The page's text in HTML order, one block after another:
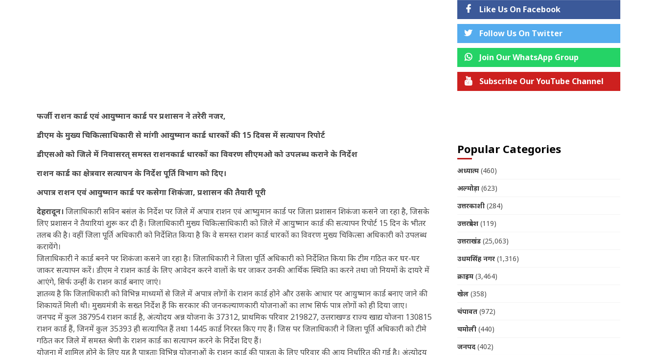
फर्जी राशन कार्ड एवं आयुष्मान कार्ड पर प्रशासन ने तरेरी नजर,
डीएम के मुख्य चिकित्साधिकारी से मांगी आयुष्मान कार्ड धारकों की 15 दिवस में सत्यापन रिपोर्ट
डीएसओ को जिले में निवासरत् समस्त राशनकार्ड धारकों का विवरण सीएमओ को उपलब्ध कराने के निर्देश
राशन कार्ड का क्षेत्रवार सत्यापन के निर्देश पूर्ति विभाग को दिए।
अपात्र राशन एवं आयुष्मान कार्ड पर कसेगा शिकंजा, प्रशासन की तैयारी पूरी
देहरादून।जिलाधिकारी सविन बसंल के निर्देश पर जिले में अपात्र राशन एवं आष्युमान कार्ड पर जिला प्रशासन शिकंजा कसने जा रहा है, जिसके
लिए प्रशासन ने तैयारियां शुरू कर दी हैं। जिलाधिकारी मुख्य चिकित्साधिकारी को जिले में आयुष्मान कार्ड की सत्यापन रिपोर्ट 15 दिन के भीतर
तलब की है। वहीं जिला पूर्ति अधिकारी को निर्देशित किया है कि वे समस्त राशन कार्ड धारकों का विवरण मुख्य चिकित्सा अधिकारी को उपलब्ध
करायेंगे।
जिलाधिकारी ने कार्ड बनने पर शिकंजा कसने जा रहा है। जिलाधिकारी ने जिला पूर्ति अधिकारी को निर्देशित किया कि टीम गठित कर घर-घर
जाकर सत्यापन करें। डीएम ने राशन कार्ड के लिए आवेदन करने वालों के घर जाकर उनकी आर्थिक स्थिति का करने तथा जो नियमों के दायरे में
आएंगे, सिर्फ उन्हीं के राशन कार्ड बनाए जाएं।
ज्ञातव्य है कि जिलाधिकारी को विभिन्न माध्यमों से जिले में अपात्र लोगों के राशन कार्ड होने और उसके आधार पर आयुष्मान कार्ड बनाए जाने की
शिकायतें मिली थी। मुख्यमंत्री के सख्त निर्देश हैं कि सरकार की जनकल्याणकारी योजनाओं का लाभ सिर्फ पात्र लोगों को ही दिया जाए।
जनपद में कुल 387954 राशन कार्ड है, अंत्योदय अन्न योजना के 37312, प्राथमिक परिवार 219827, उत्तराखण्ड राज्य खाद्य योजना 130815
राशन कार्ड हैं, जिनमें कुल 35393 ही सत्यापित हैं तथा 1445 कार्ड निरस्त किए गए हैं। जिस पर जिलाधिकारी ने जिला पूर्ति अधिकारी को टीमे
गठित कर जिले में समस्त श्रेणी के राशन कार्ड का सत्यापन करने के निर्देश दिए हैं।
योजना में शामिल होने के लिए यह है पात्रताः विभिन्न योजनाओं के राशन कार्ड की पात्रता के लिए परिवार की आय निर्धारित की गई है। अंत्योदय
Like Us On Facebook
Follow Us On Twitter
Join Our WhatsApp Group
Subscribe Our YouTube Channel
Popular Categories
अध्यात्म(460)
अल्मोड़ा(623)
उत्तरकाशी(284)
उत्तरप्रदेश(119)
उत्तराखंड(25,063)
उधमसिंह नगर(1,316)
क्राइम(3,464)
खेल(358)
चंपावत(972)
चमोली(440)
जनपद(402)